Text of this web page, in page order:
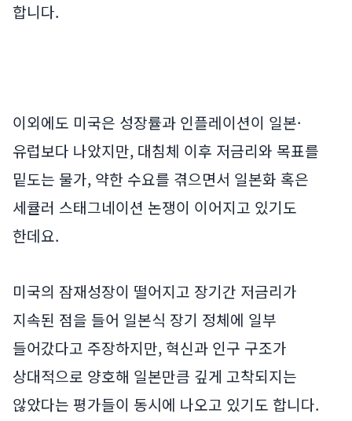
합니다.
이외에도 미국은 성장률과 인플레이션이 일본·
유럽보다 나았지만, 대침체 이후 저금리와 목표를
밑도는 물가, 약한 수요를 겪으면서 일본화 혹은
세큘러 스태그네이션 논쟁이 이어지고 있기도
한데요.
미국의 잠재성장이 떨어지고 장기간 저금리가
지속된 점을 들어 일본식 장기 정체에 일부
들어갔다고 주장하지만, 혁신과 인구 구조가
상대적으로 양호해 일본만큼 깊게 고착되지는
않았다는 평가들이 동시에 나오고 있기도 합니다.